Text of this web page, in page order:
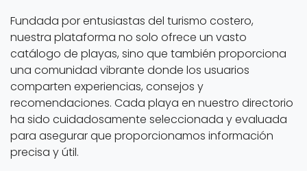
Fundada por entusiastas del turismo costero,
nuestra plataforma no solo ofrece un vasto
catálogo de playas, sino que también proporciona
una comunidad vibrante donde los usuarios
comparten experiencias, consejos y
recomendaciones. Cada playa en nuestro directorio
ha sido cuidadosamente seleccionada y evaluada
para asegurar que proporcionamos información
precisa y útil.